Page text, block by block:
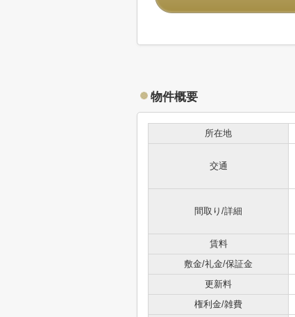
物件概要
所在地
交通
間取り/詳細
賃料
敷金/礼金/保証金
更新料
権利金/雑費